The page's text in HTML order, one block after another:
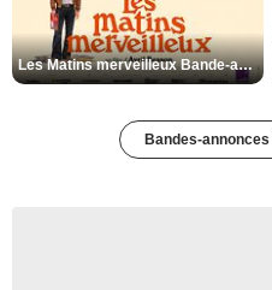
Les Matins merveilleux Bande-annonce VF
Bandes-